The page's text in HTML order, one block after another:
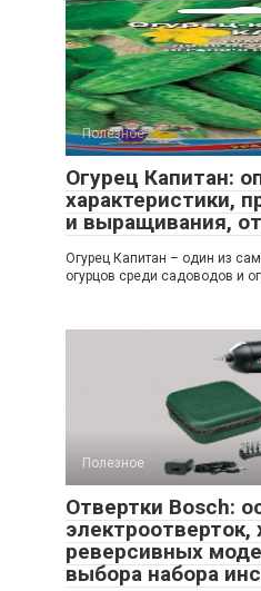
Полезное
Огурец Капитан:
характеристики,
и выращивания,
Огурец Капитан – один из
огурцов среди садоводов и
Полезное
Отвертки Bosch:
электроотверток,
реверсивных
выбора набора